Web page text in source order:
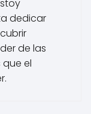
dedicar
de las
el